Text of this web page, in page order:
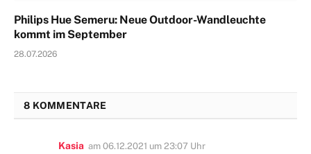
Philips Hue Semeru: Neue Outdoor-Wandleuchte
kommt im September
28.07.2026
8 KOMMENTARE
Kasia am 06.12.2021 um 23:07 Uhr